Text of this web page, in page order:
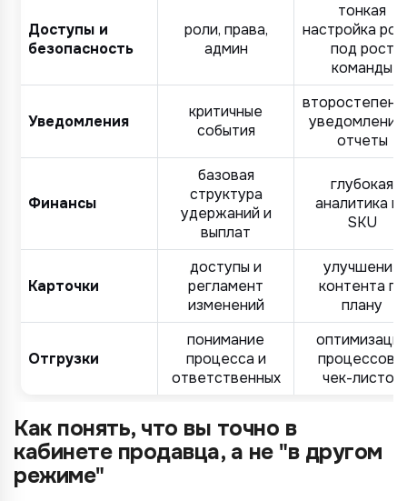
Доступы и
безопасность
роли, права,
админ
тонкая
настройка
под рост
команды
Уведомления
критичные
события
уведомления
отчеты
Финансы
базовая
структура
удержаний и
выплат
глубокая
аналитика
SKU
Карточки
доступы и
регламент
изменений
улучшение
контента по
плану
Отгрузки
понимание
процесса и
ответственных
оптимизация
процессов и
чек-листов
Как понять, что вы точно в
кабинете продавца, а не "в другом
режиме"
*
*
Согласие на обработку ПД
Правила обработки персональных данных
Отправить заявку
*
YandexMarket
MegaMarket
Не указывать
1 организация
до 5 организаций
более 5 организаций
Не указывать
до 1 млн.
от 10 млн.
Передать анкету